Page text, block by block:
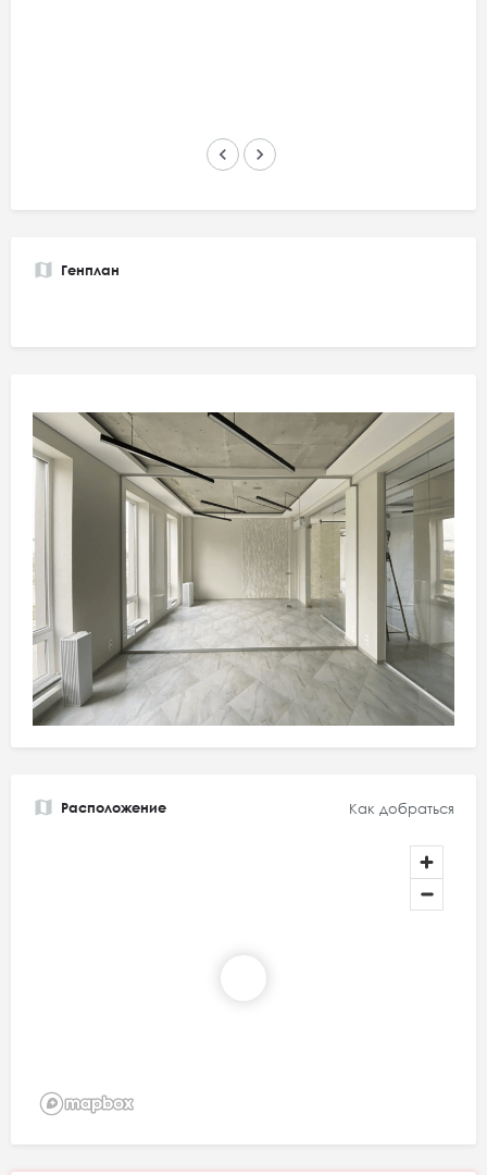
keyboard_arrow_left keyboard_arrow_right
Генплан
Расположение Как добраться